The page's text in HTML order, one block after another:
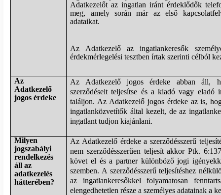
Adatkezelőt az ingatlan iránt érdeklődők
meg, amely során már az első
adataikat.
Az Adatkezelő az ingatlankeresők
érdekmérlegelési tesztben írtak szerinti célból
Az
Adatkezelő
jogos érdeke
Az Adatkezelő jogos érdeke abban áll,
szerződéseit teljesítse és a kiadó vagy eladó
találjon. Az Adatkezelő jogos érdeke az is,
ingatlanközvetítők által kezelt, de az
ingatlant tudjon kiajánlani.
Milyen
jogszabályi
rendelkezés
áll az
adatkezelés
hátterében?
Az Adatkezelő érdeke a szerződésszerű
nem szerződésszerűen teljesít akkor Ptk.
követ el és a partner különböző jogi
szemben. A szerződésszerű teljesítéshez
az ingatlankeresőkkel folyamatosan
elengedhetetlen része a személyes adatainak a